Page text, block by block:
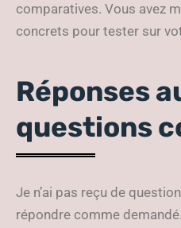
comparatives. Vous avez
concrets pour tester sur
Réponses
questions
Je n’ai pas reçu de
répondre comme